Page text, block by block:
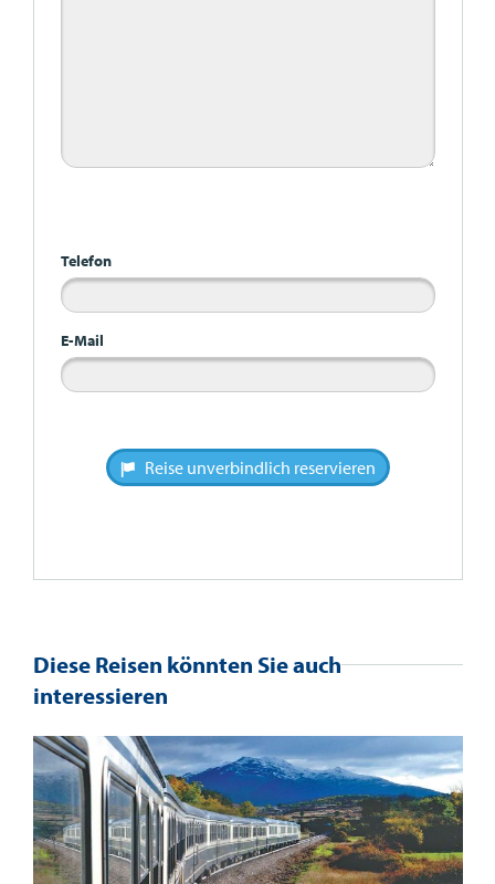
Telefon
E-Mail
Reise unverbindlich reservieren
Diese Reisen könnten Sie auch
interessieren